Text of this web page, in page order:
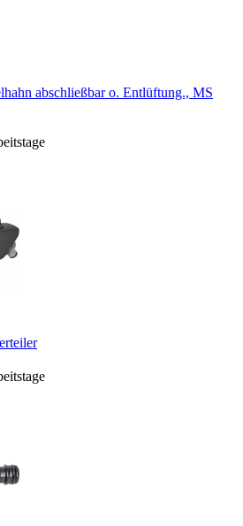
abschließbar o. Entlüftung., MS